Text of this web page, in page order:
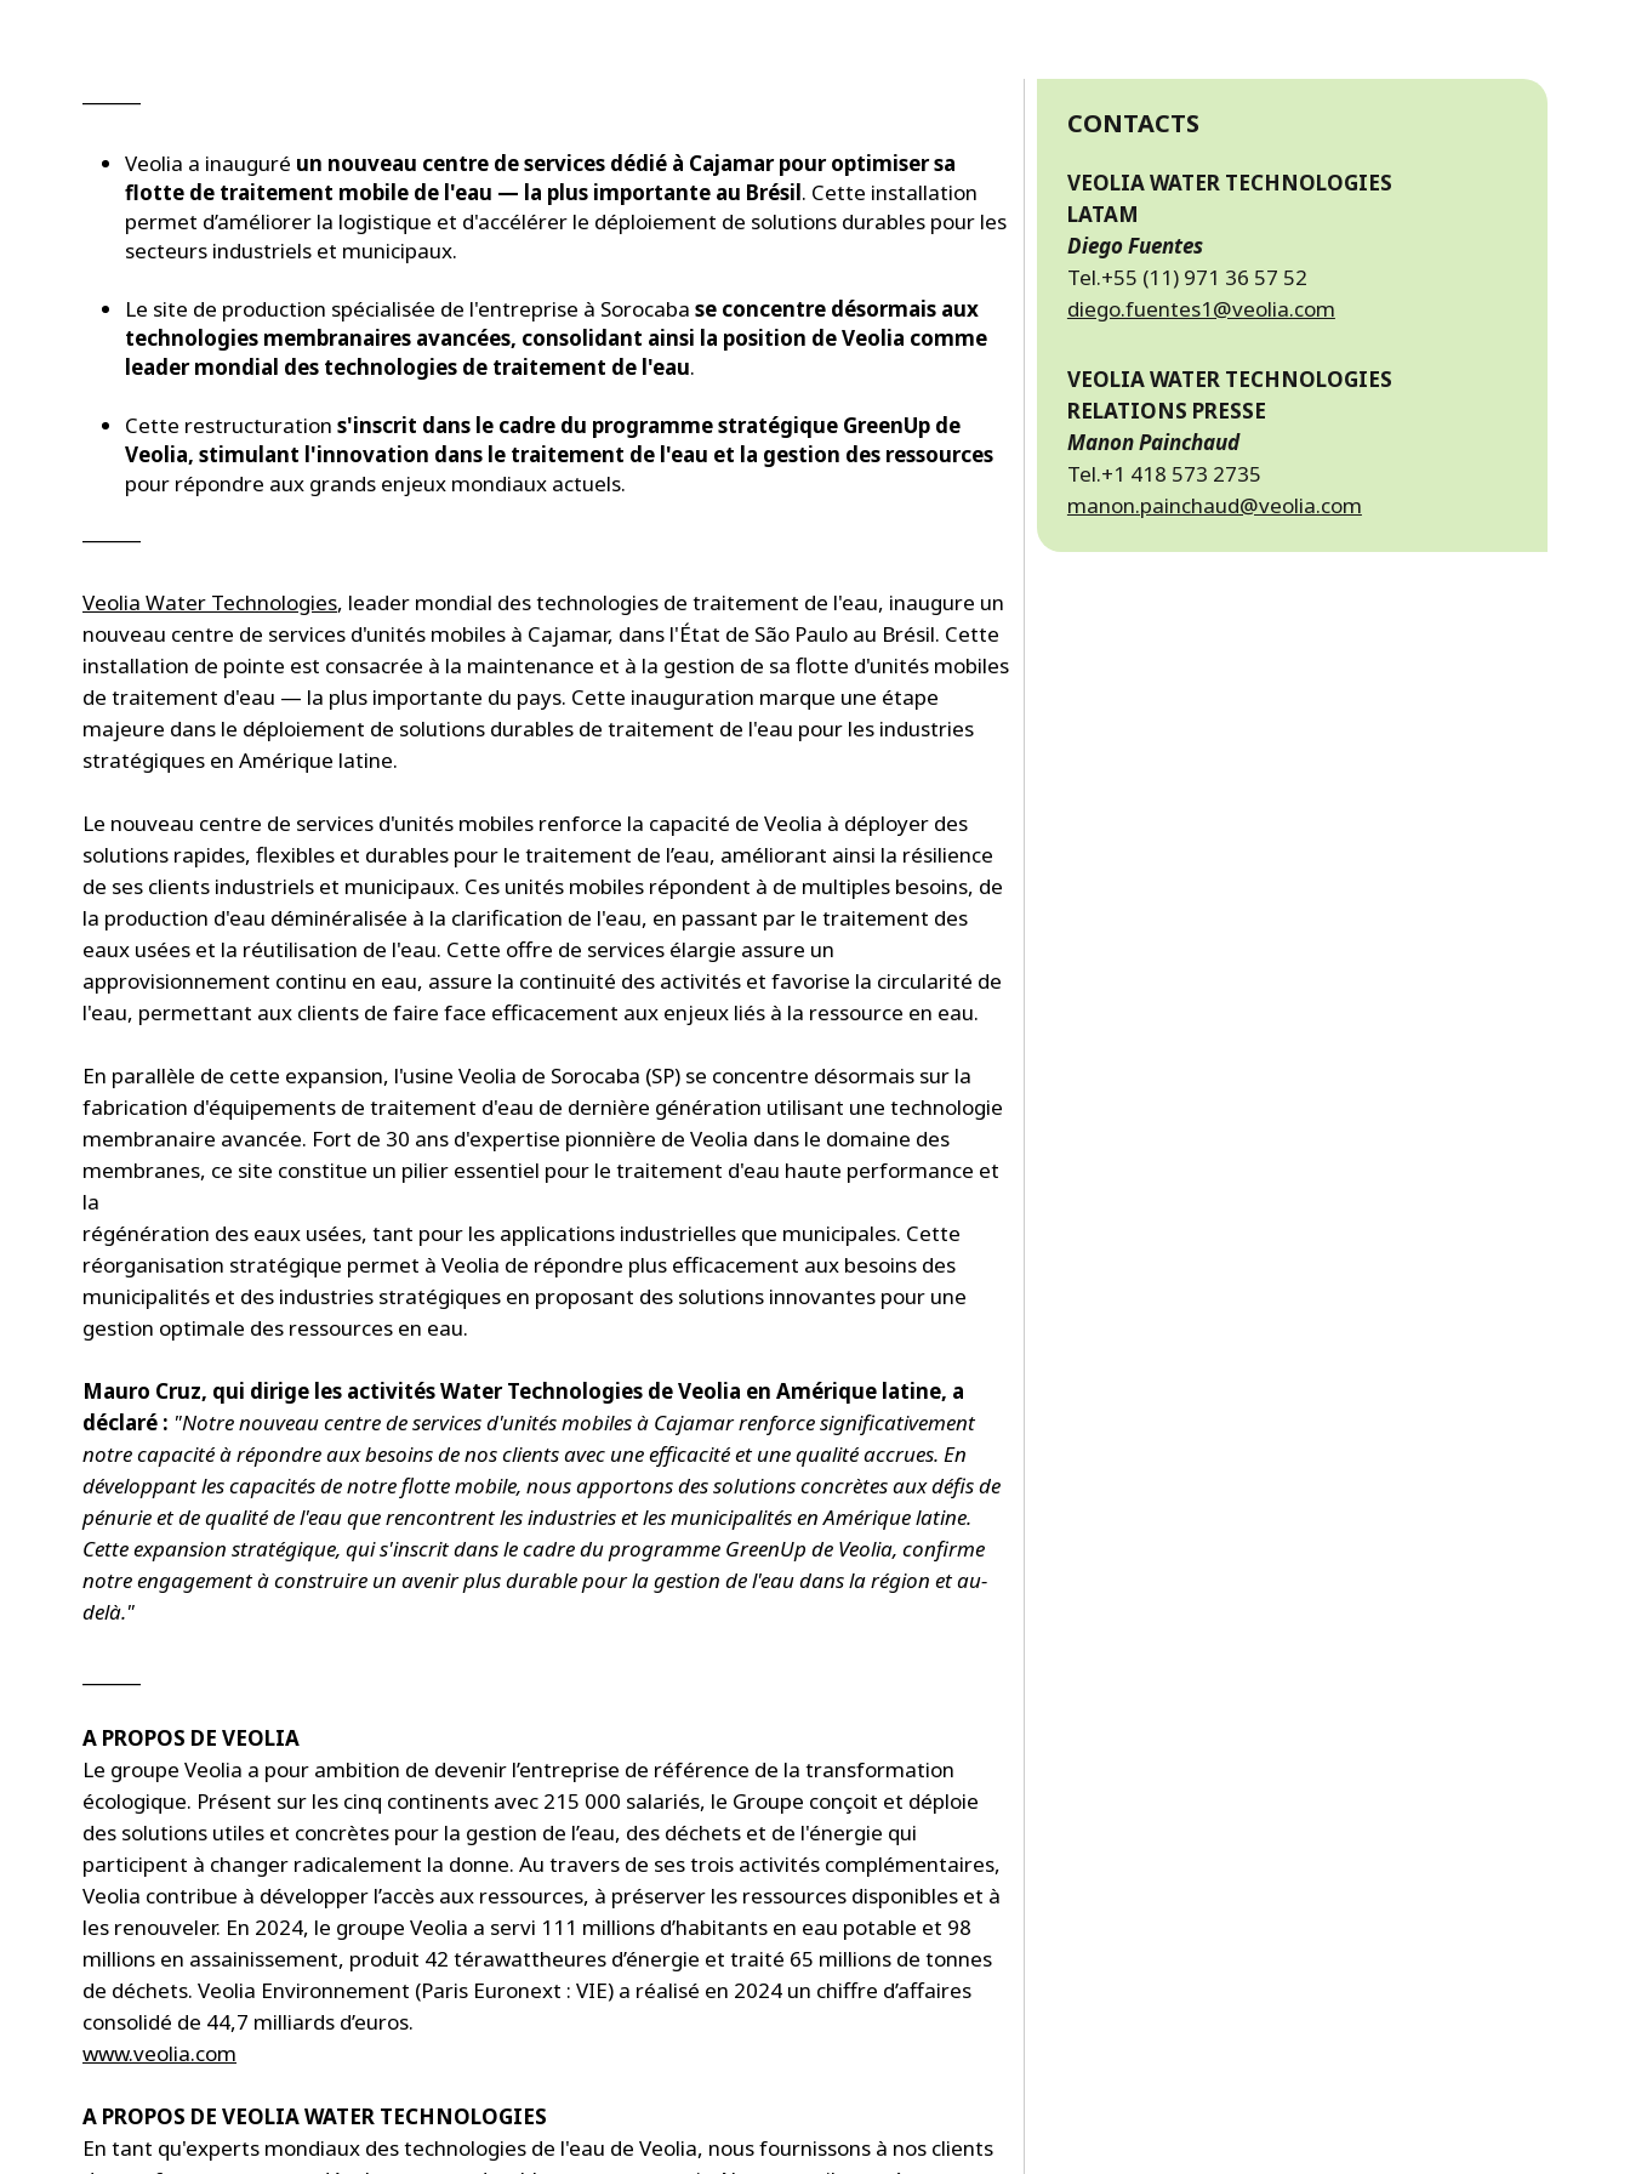
Veolia a inauguré un nouveau centre de services dédié à Cajamar pour optimiser sa
flotte de traitement mobile de l'eau — la plus importante au Brésil. Cette installation
permet d’améliorer la logistique et d'accélérer le déploiement de solutions durables pour les
secteurs industriels et municipaux.
Le site de production spécialisée de l'entreprise à Sorocaba se concentre désormais aux
technologies membranaires avancées, consolidant ainsi la position de Veolia comme
leader mondial des technologies de traitement de l'eau.
Cette restructuration s'inscrit dans le cadre du programme stratégique GreenUp de
Veolia, stimulant l'innovation dans le traitement de l'eau et la gestion des ressources
pour répondre aux grands enjeux mondiaux actuels.
Veolia Water Technologies, leader mondial des technologies de traitement de l'eau, inaugure un
nouveau centre de services d'unités mobiles à Cajamar, dans l'État de São Paulo au Brésil. Cette
installation de pointe est consacrée à la maintenance et à la gestion de sa flotte d'unités mobiles
de traitement d'eau — la plus importante du pays. Cette inauguration marque une étape
majeure dans le déploiement de solutions durables de traitement de l'eau pour les industries
stratégiques en Amérique latine.
Le nouveau centre de services d'unités mobiles renforce la capacité de Veolia à déployer des
solutions rapides, flexibles et durables pour le traitement de l’eau, améliorant ainsi la résilience
de ses clients industriels et municipaux. Ces unités mobiles répondent à de multiples besoins, de
la production d'eau déminéralisée à la clarification de l'eau, en passant par le traitement des
eaux usées et la réutilisation de l'eau. Cette offre de services élargie assure un
approvisionnement continu en eau, assure la continuité des activités et favorise la circularité de
l'eau, permettant aux clients de faire face efficacement aux enjeux liés à la ressource en eau.
En parallèle de cette expansion, l'usine Veolia de Sorocaba (SP) se concentre désormais sur la
fabrication d'équipements de traitement d'eau de dernière génération utilisant une technologie
membranaire avancée. Fort de 30 ans d'expertise pionnière de Veolia dans le domaine des
membranes, ce site constitue un pilier essentiel pour le traitement d'eau haute performance et
la
régénération des eaux usées, tant pour les applications industrielles que municipales. Cette
réorganisation stratégique permet à Veolia de répondre plus efficacement aux besoins des
municipalités et des industries stratégiques en proposant des solutions innovantes pour une
gestion optimale des ressources en eau.
Mauro Cruz, qui dirige les activités Water Technologies de Veolia en Amérique latine, a
déclaré : "Notre nouveau centre de services d'unités mobiles à Cajamar renforce significativement
notre capacité à répondre aux besoins de nos clients avec une efficacité et une qualité accrues. En
développant les capacités de notre flotte mobile, nous apportons des solutions concrètes aux défis de
pénurie et de qualité de l'eau que rencontrent les industries et les municipalités en Amérique latine.
Cette expansion stratégique, qui s'inscrit dans le cadre du programme GreenUp de Veolia, confirme
notre engagement à construire un avenir plus durable pour la gestion de l'eau dans la région et au-
delà."
A PROPOS DE VEOLIA
Le groupe Veolia a pour ambition de devenir l’entreprise de référence de la transformation
écologique. Présent sur les cinq continents avec 215 000 salariés, le Groupe conçoit et déploie
des solutions utiles et concrètes pour la gestion de l’eau, des déchets et de l'énergie qui
participent à changer radicalement la donne. Au travers de ses trois activités complémentaires,
Veolia contribue à développer l’accès aux ressources, à préserver les ressources disponibles et à
les renouveler. En 2024, le groupe Veolia a servi 111 millions d’habitants en eau potable et 98
millions en assainissement, produit 42 térawattheures d’énergie et traité 65 millions de tonnes
de déchets. Veolia Environnement (Paris Euronext : VIE) a réalisé en 2024 un chiffre d’affaires
consolidé de 44,7 milliards d’euros.
www.veolia.com
A PROPOS DE VEOLIA WATER TECHNOLOGIES
En tant qu'experts mondiaux des technologies de l'eau de Veolia, nous fournissons à nos clients
CONTACTS
VEOLIA WATER TECHNOLOGIES
LATAM
Diego Fuentes
Tel.+55 (11) 971 36 57 52
diego.fuentes1@veolia.com
VEOLIA WATER TECHNOLOGIES
RELATIONS PRESSE
Manon Painchaud
Tel.+1 418 573 2735
manon.painchaud@veolia.com